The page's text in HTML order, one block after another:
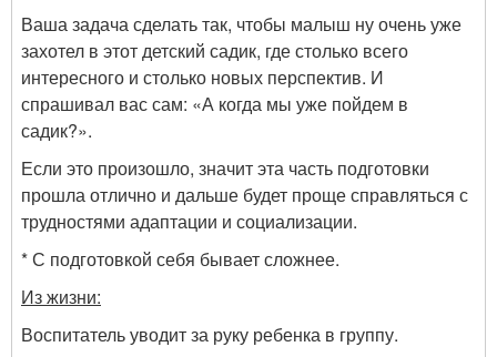
Ваша задача сделать так, чтобы малыш ну очень уже
захотел в этот детский садик, где столько всего
интересного и столько новых перспектив. И
спрашивал вас сам: «А когда мы уже пойдем в
садик?».
Если это произошло, значит эта часть подготовки
прошла отлично и дальше будет проще справляться с
трудностями адаптации и социализации.
* С подготовкой себя бывает сложнее.
Из жизни:
Воспитатель уводит за руку ребенка в группу.